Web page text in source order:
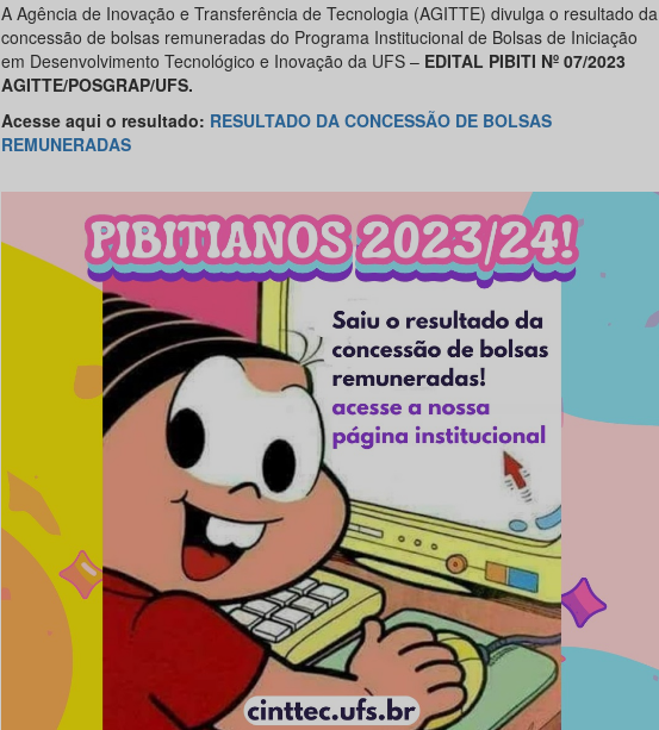
A Agência de Inovação e Transferência de Tecnologia (AGITTE) divulga o resultado da
concessão de bolsas remuneradas do Programa Institucional de Bolsas de Iniciação
em Desenvolvimento Tecnológico e Inovação da UFS – EDITAL PIBITI Nº 07/2023
AGITTE/POSGRAP/UFS.
Acesse aqui o resultado: RESULTADO DA CONCESSÃO DE BOLSAS
REMUNERADAS